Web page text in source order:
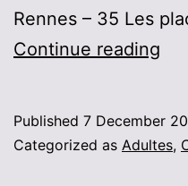
Rennes – 35 Les
Continue reading
17
Published 7 December
Categorized as Adultes,